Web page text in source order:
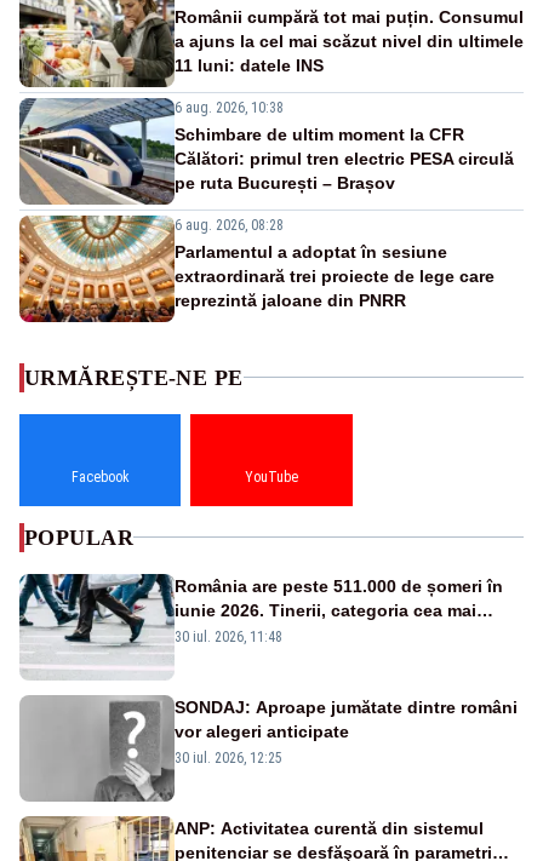
Românii cumpără tot mai puțin. Consumul
a ajuns la cel mai scăzut nivel din ultimele
11 luni: datele INS
6 aug. 2026, 10:38
Schimbare de ultim moment la CFR
Călători: primul tren electric PESA circulă
pe ruta București – Brașov
6 aug. 2026, 08:28
Parlamentul a adoptat în sesiune
extraordinară trei proiecte de lege care
reprezintă jaloane din PNRR
URMĂREȘTE-NE PE
Facebook YouTube
POPULAR
România are peste 511.000 de șomeri în
iunie 2026. Tinerii, categoria cea mai
afectată
30 iul. 2026, 11:48
SONDAJ: Aproape jumătate dintre români
vor alegeri anticipate
30 iul. 2026, 12:25
ANP: Activitatea curentă din sistemul
penitenciar se desfăşoară în parametri